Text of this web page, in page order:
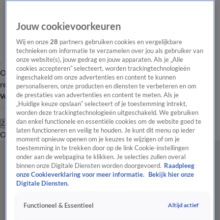
Overzicht Laatste nieuws Regionieuws Het beste van Hart
Tip de
redactie
Volg Hart van Nederland
Zoeken
OverzichtRegioUitzendingenWeerTip de redactiePanelVideo's
Jouw cookievoorkeuren
Wij en onze28 partners gebruiken cookies en vergelijkbare
technieken om informatie te verzamelen over jou als gebruiker van
onze website(s), jouw gedrag en jouw apparaten. Als je „Alle
cookies accepteren” selecteert, worden trackingtechnologieën
ingeschakeld om onze advertenties en content te kunnen
personaliseren, onze producten en diensten te verbeteren en om
de prestaties van advertenties en content te meten. Als je
„Huidige keuze opslaan” selecteert of je toestemming intrekt,
worden deze trackingtechnologieën uitgeschakeld. We gebruiken
dan enkel functionele en essentiële cookies om de website goed te
laten functioneren en veilig te houden. Je kunt dit menu op ieder
moment opnieuw openen om je keuzes te wijzigen of om je
toestemming in te trekken door op de link Cookie-instellingen
onder aan de webpagina te klikken. Je selecties zullen overal
binnen onze Digitale Diensten worden doorgevoerd. Raadpleeg
onze Cookieverklaring voor meer informatie.
Bekijk hier onze
Digitale Diensten.
Functioneel & Essentieel Altijd actief